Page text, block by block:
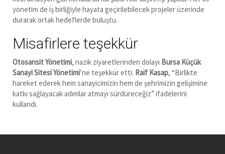
yönetim de iş birliğiyle hayata geçirilebilecek projeler üzerinde
durarak ortak hedeflerde buluştu.
Misafirlere teşekkür
Otosansit Yönetimi, nazik ziyaretlerinden dolayı Bursa Küçük
Sanayi Sitesi Yönetimi’ne teşekkür etti. Raif Kasap, “Birlikte
hareket ederek hem sanayicimizin hem de şehrimizin gelişimine
katkı sağlayacak adımlar atmayı sürdüreceğiz” ifadelerini
kullandı.